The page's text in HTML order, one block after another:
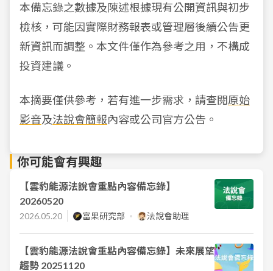
本備忘錄之數據及陳述根據現有公開資訊與初步
檢核，可能因實際財務報表或管理層後續公告更
新資訊而調整。本文件僅作為參考之用，不構成
投資建議。
本摘要僅供參考，若有進一步需求，請查閱原始
影音及法說會簡報內容或公司官方公告。
你可能會有興趣
【雲豹能源法說會重點內容備忘錄】
20260520
2026.05.20 富果研究部 法說會助理
【雲豹能源法說會重點內容備忘錄】未來展望
趨勢 20251120